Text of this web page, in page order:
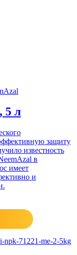
5 л
защиту
известность
в
имеет
и